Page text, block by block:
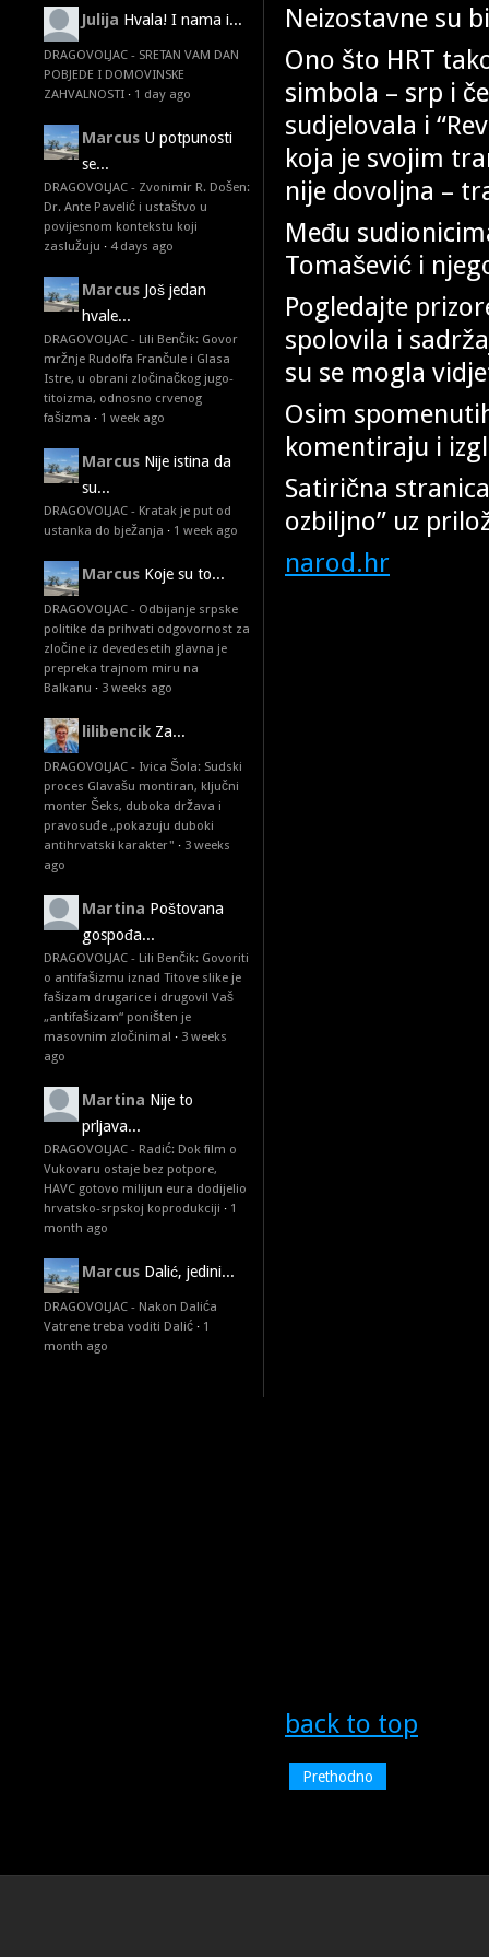
Julija Hvala! I nama i...
DRAGOVOLJAC - SRETAN VAM DAN
POBJEDE I DOMOVINSKE
ZAHVALNOSTI · 1 day ago
Marcus U potpunosti
se...
DRAGOVOLJAC - Zvonimir R. Došen:
Dr. Ante Pavelić i ustaštvo u
povijesnom kontekstu koji
zaslužuju · 4 days ago
Marcus Još jedan
hvale...
DRAGOVOLJAC - Lili Benčik: Govor
mržnje Rudolfa Frančule i Glasa
Istre, u obrani zločinačkog jugo-
titoizma, odnosno crvenog
fašizma · 1 week ago
Marcus Nije istina da
su...
DRAGOVOLJAC - Kratak je put od
ustanka do bježanja · 1 week ago
Marcus Koje su to...
DRAGOVOLJAC - Odbijanje srpske
politike da prihvati odgovornost za
zločine iz devedesetih glavna je
prepreka trajnom miru na
Balkanu · 3 weeks ago
lilibencik Za...
DRAGOVOLJAC - Ivica Šola: Sudski
proces Glavašu montiran, ključni
monter Šeks, duboka država i
pravosuđe „pokazuju duboki
antihrvatski karakter" · 3 weeks
ago
Martina Poštovana
gospođa...
DRAGOVOLJAC - Lili Benčik: Govoriti
o antifašizmu iznad Titove slike je
fašizam drugarice i drugovi! Vaš
„antifašizam“ poništen je
masovnim zločinima! · 3 weeks
ago
Martina Nije to
prljava...
DRAGOVOLJAC - Radić: Dok film o
Vukovaru ostaje bez potpore,
HAVC gotovo milijun eura dodijelio
hrvatsko-srpskoj koprodukciji · 1
month ago
Marcus Dalić, jedini...
DRAGOVOLJAC - Nakon Dalića
Vatrene treba voditi Dalić · 1
month ago
Neizostavne su
Ono što HRT
simbola – srp i
sudjelovala i
koja je svojim
nije dovoljna –
Među
Tomašević i
Pogledajte
spolovila i
su se mogla
Osim
komentiraju i
Satirična
ozbiljno” uz
narod.hr
back to top
Prethodno